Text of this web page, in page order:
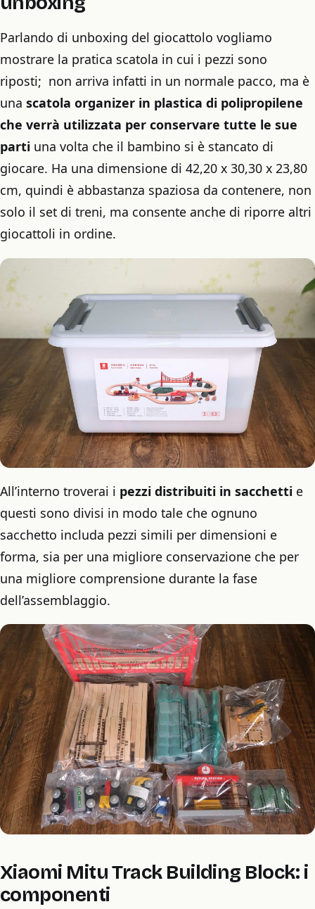
Parlando di unboxing del giocattolo vogliamo
mostrare la pratica scatola in cui i pezzi sono
riposti; non arriva infatti in un normale pacco, ma è
una scatola organizer in plastica di polipropilene
che verrà utilizzata per conservare tutte le sue
parti una volta che il bambino si è stancato di
giocare. Ha una dimensione di 42,20 x 30,30 x 23,80
cm, quindi è abbastanza spaziosa da contenere, non
solo il set di treni, ma consente anche di riporre altri
giocattoli in ordine.
All’interno troverai i pezzi distribuiti in sacchetti e
questi sono divisi in modo tale che ognuno
sacchetto includa pezzi simili per dimensioni e
forma, sia per una migliore conservazione che per
una migliore comprensione durante la fase
dell’assemblaggio.
Xiaomi Mitu Track Building Block: i
componenti